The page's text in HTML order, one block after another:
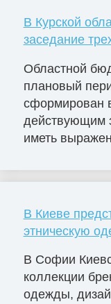
В Курской
заседание
Областной
плановый
сформирован
действующим
иметь
В Киеве
этническую
В Софии
коллекции
одежды,